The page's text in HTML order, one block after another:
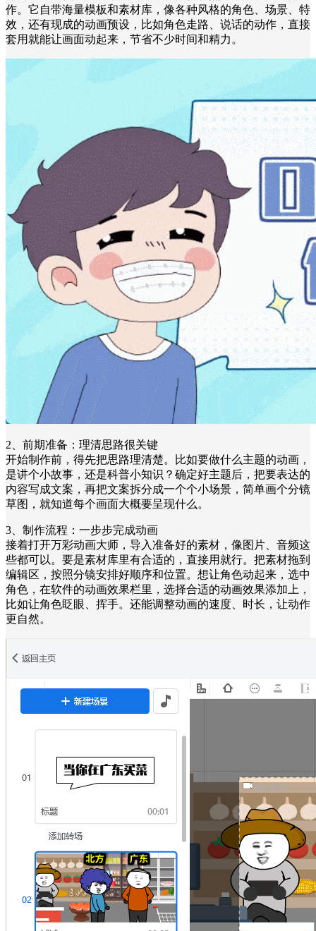
作。它自带海量模板和素材库，像各种风格的角色、场景、特
效，还有现成的动画预设，比如角色走路、说话的动作，直接
套用就能让画面动起来，节省不少时间和精力。
2、前期准备：理清思路很关键
开始制作前，得先把思路理清楚。比如要做什么主题的动画，
是讲个小故事，还是科普小知识？确定好主题后，把要表达的
内容写成文案，再把文案拆分成一个个小场景，简单画个分镜
草图，就知道每个画面大概要呈现什么。
3、制作流程：一步步完成动画
接着打开万彩动画大师，导入准备好的素材，像图片、音频这
些都可以。要是素材库里有合适的，直接用就行。把素材拖到
编辑区，按照分镜安排好顺序和位置。想让角色动起来，选中
角色，在软件的动画效果栏里，选择合适的动画效果添加上，
比如让角色眨眼、挥手。还能调整动画的速度、时长，让动作
更自然。